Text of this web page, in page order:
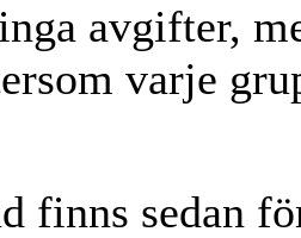
avgifter,
varje
finns sedan